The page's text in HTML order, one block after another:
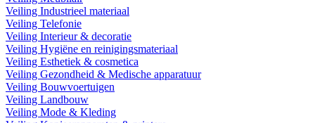
Veiling Industrieel materiaal
Veiling Telefonie
Veiling Interieur & decoratie
Veiling Hygiëne en reinigingsmateriaal
Veiling Esthetiek & cosmetica
Veiling Gezondheid & Medische apparatuur
Veiling Bouwvoertuigen
Veiling Landbouw
Veiling Mode & Kleding